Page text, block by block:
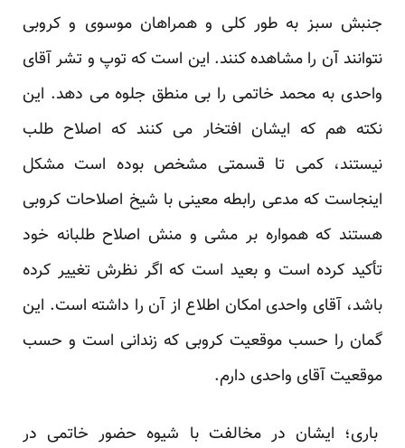
جنبش سبز به طور کلی و همراهان موسوی و کروبی
نتوانند آن را مشاهده کنند. این است که توپ و تشر آقای
واحدی به محمد خاتمی را بی منطق جلوه می دهد. این
نکته هم که ایشان افتخار می کنند که اصلاح طلب
نیستند، کمی تا قسمتی مشخص بوده است مشکل
اینجاست که مدعی رابطه معینی با شیخ اصلاحات کروبی
هستند که همواره بر مشی و منش اصلاح طلبانه خود
تأکید کرده است و بعید است که اگر نظرش تغییر کرده
باشد، آقای واحدی امکان اطلاع از آن را داشته است. این
گمان را حسب موقعیت کروبی که زندانی است و حسب
موقعیت آقای واحدی دارم.
باری؛ ایشان در مخالفت با شیوه حضور خاتمی در